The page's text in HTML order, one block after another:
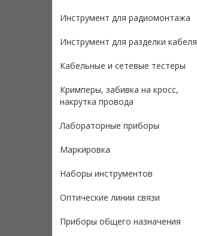
Инструмент для радиомонтажа
Инструмент для разделки кабеля
Кабельные и сетевые тестеры
Кримперы, забивка на кросс,
накрутка провода
Лабораторные приборы
Маркировка
Наборы инструментов
Оптические линии связи
Приборы общего назначения